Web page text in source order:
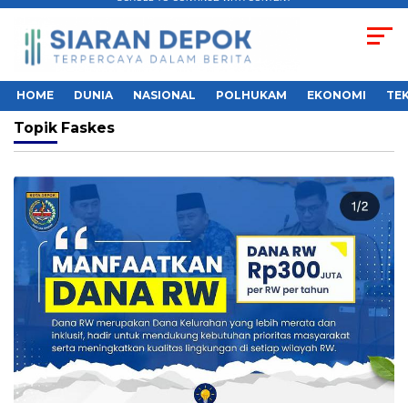
HOME DUNIA NASIONAL POLHUKAM EKONOMI
Topik Faskes